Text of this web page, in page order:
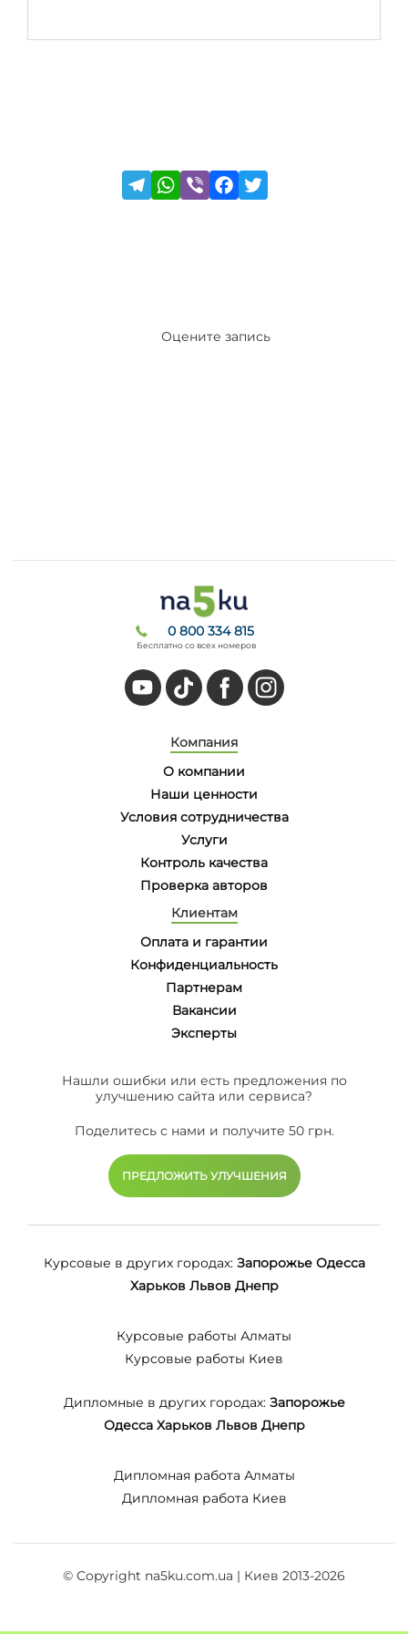
Оцените запись
0 800 334 815
Бесплатно со всех номеров
Компания
О компании
Наши ценности
Условия сотрудничества
Услуги
Контроль качества
Проверка авторов
Клиентам
Оплата и гарантии
Конфиденциальность
Партнерам
Вакансии
Эксперты
Нашли ошибки или есть предложения по
улучшению сайта или сервиса?
Поделитесь с нами и получите 50 грн.
ПРЕДЛОЖИТЬ УЛУЧШЕНИЯ
Курсовые в других городах: Запорожье Одесса
Харьков Львов Днепр
Курсовые работы Алматы
Курсовые работы Киев
Дипломные в других городах: Запорожье
Одесса Харьков Львов Днепр
Дипломная работа Алматы
Дипломная работа Киев
© Copyright na5ku.com.ua | Киев 2013-2026